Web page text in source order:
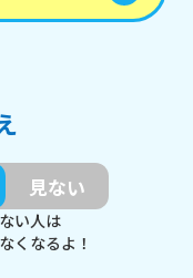
見ない
い人は
くなるよ！